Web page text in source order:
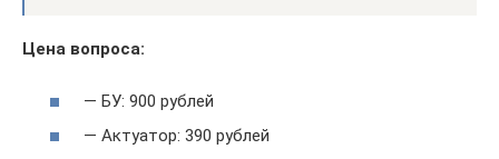
Цена вопроса:
— БУ: 900 рублей
— Актуатор: 390 рублей